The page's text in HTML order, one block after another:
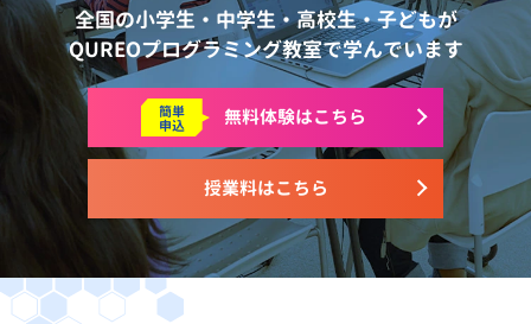
全国の小学生・中学生・高校生・子どもが
QUREOプログラミング教室で学んでいます
授業料はこちら
簡単
申込 無料体験はこちら